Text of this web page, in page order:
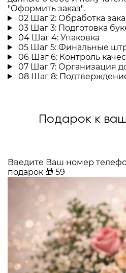
"Оформить заказ".
02 Шаг 2: Обработка
03 Шаг 3: Подготовка
04 Шаг 4: Упаковка
05 Шаг 5: Финальные
06 Шаг 6: Контроль
07 Шаг 7: Организация
08 Шаг 8:
Подарок к
Введите Ваш номер
подарок 🎁 59